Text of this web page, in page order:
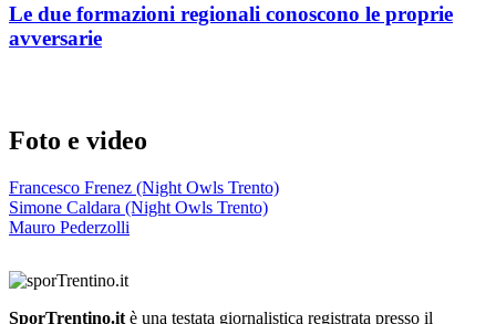
Le due formazioni regionali conoscono le proprie
avversarie
Foto e video
Francesco Frenez (Night Owls Trento)
Simone Caldara (Night Owls Trento)
Mauro Pederzolli
SporTrentino.it è una testata giornalistica registrata presso il